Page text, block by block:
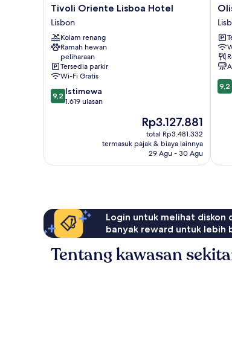
Tivoli
Oriente
Lisboa
Hotel
Lisbon
Tivoli Oriente Lisboa Hotel
Lisbon
Kolam renang
Ramah hewan
peliharaan
Tersedia parkir
Wi-Fi Gratis
9.2
dari
9,2 Istimewa
1.619 ulasan
Harga
sekarang
Rp3.127.881
Rp3.127.881
total Rp3.481.332
termasuk pajak & biaya lainnya
29 Agu - 30 Agu
9.2
dari
9,2
Login untuk melihat diskon
banyak reward untuk lebih
Tentang kawasan